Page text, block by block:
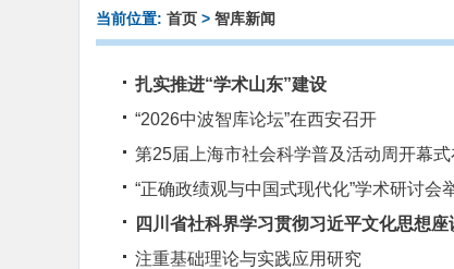
当前位置: 首页 > 智库新闻
扎实推进“学术山东”建设
“2026中波智库论坛”在西安召开
第25届上海市社会科学普及活动周开幕
“正确政绩观与中国式现代化”学术研讨会
四川省社科界学习贯彻习近平文化思想
注重基础理论与实践应用研究